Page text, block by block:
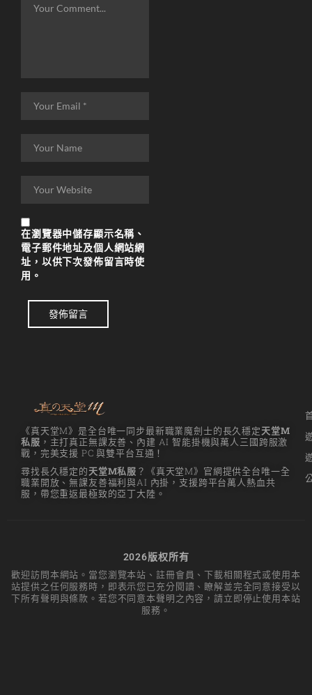
在瀏覽器中儲存顯示名稱、
電子郵件地址及個人網站網
址，以供下次發佈留言時使
用。
發佈留言
《真天堂M》是全台唯一同步最新職業魔劍士的長久穩定天堂M
私服 ，主打真正無課友善、內建 AI 智能掛機與萬人三國跨服激
戰，完美支援 PC 與雙平台互通！
尋找長久穩定的天堂M私服 ？《真天堂M》官網提供全台唯一全
職業開放、無課友善福利與AI 內掛，支援跨平台萬人熱血共
服，帶您重返最極致的亞丁大陸。
2026版权所有
歡迎訪問本網站。當您瀏覽本站、註冊會員、下載相關程式或使用本
站提供之任何服務時，即表示您已充分閱讀、瞭解並完全同意接受以
下所有聲明與條款。若您不同意本聲明之內容，請立即停止使用本站
服務。